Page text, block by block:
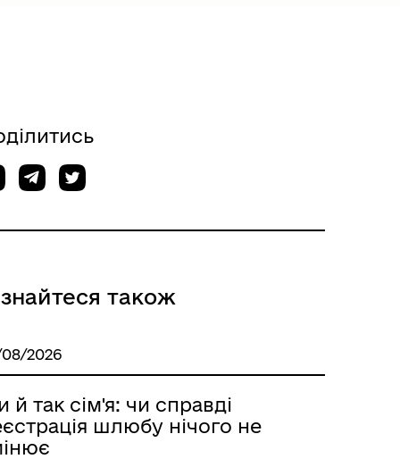
також
2026
й так сім'я: чи справді
шлюбу нічого не